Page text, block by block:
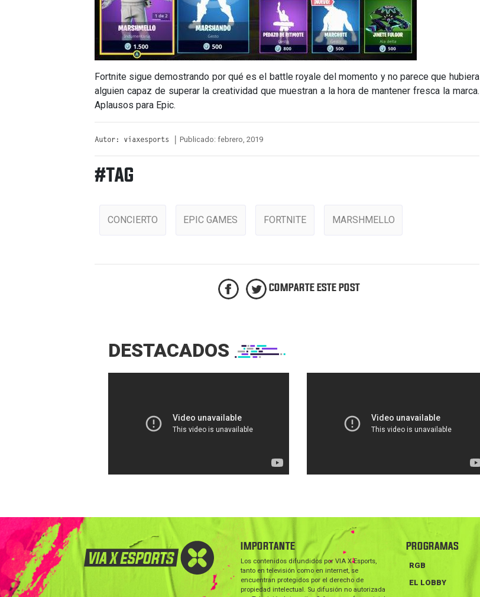
Fortnite sigue demostrando por qué es el battle royale del momento y no parece que hubiera
alguien capaz de superar la creatividad que muestran a la hora de mantener fresca la marca.
Aplausos para Epic.
Autor: viaxesports | Publicado: febrero, 2019
#TAG
CONCIERTO EPIC GAMES FORTNITE MARSHMELLO
COMPARTE ESTE POST
DESTACADOS
IMPORTANTE
Los contenidos difundidos por VIA X Esports,
tanto en televisión como en internet, se
encuentran protegidos por el derecho de
propiedad intelectual. Su difusión no autorizada
PROGRAMAS
RGB
EL LOBBY